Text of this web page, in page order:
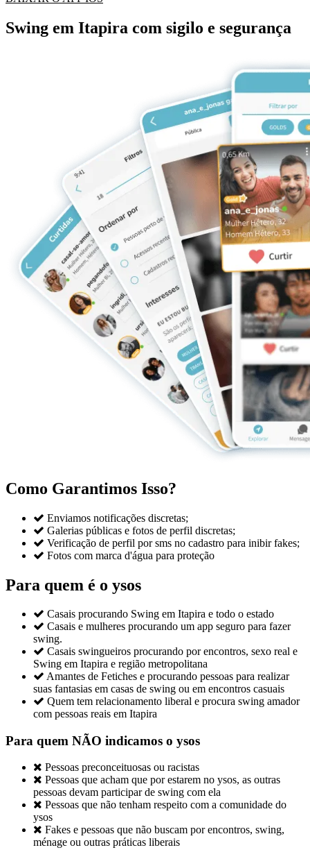
Swing em Itapira com sigilo e segurança
Como Garantimos Isso?
 Enviamos notificações discretas;
 Galerias públicas e fotos de perfil discretas;
 Verificação de perfil por sms no cadastro para inibir fakes;
 Fotos com marca d'água para proteção
Para quem é o ysos
 Casais procurando Swing em Itapira e todo o estado
 Casais e mulheres procurando um app seguro para fazer
swing.
 Casais swingueiros procurando por encontros, sexo real e
Swing em Itapira e região metropolitana
 Amantes de Fetiches e procurando pessoas para realizar
suas fantasias em casas de swing ou em encontros casuais
 Quem tem relacionamento liberal e procura swing amador
com pessoas reais em Itapira
Para quem NÃO indicamos o ysos
 Pessoas preconceituosas ou racistas
 Pessoas que acham que por estarem no ysos, as outras
pessoas devam participar de swing com ela
 Pessoas que não tenham respeito com a comunidade do
ysos
 Fakes e pessoas que não buscam por encontros, swing,
ménage ou outras práticas liberais